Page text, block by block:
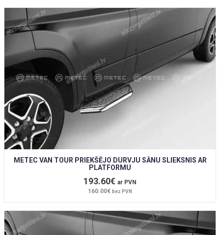
METEC VAN TOUR PRIEKŠĒJO DURVJU SĀNU SLIEKSNIS AR
PLATFORMU
193.60€ ar PVN
160.00€ bez PVN